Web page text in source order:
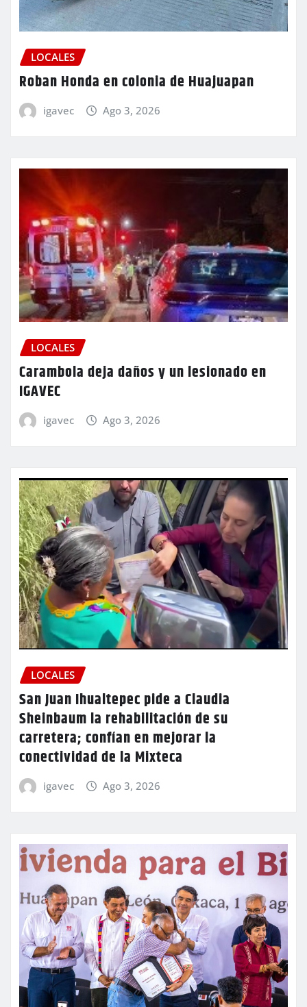
LOCALES
Roban Honda en colonia de Huajuapan
igavec Ago 3, 2026
LOCALES
Carambola deja daños y un lesionado en
IGAVEC
igavec Ago 3, 2026
LOCALES
San Juan Ihualtepec pide a Claudia
Sheinbaum la rehabilitación de su
carretera; confían en mejorar la
conectividad de la Mixteca
igavec Ago 3, 2026